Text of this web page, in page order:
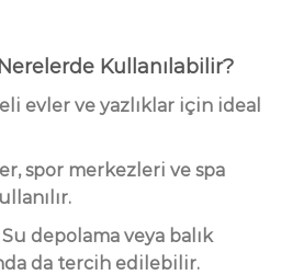
Kullanılabilir?
evler ve yazlıklar için ideal
spor merkezleri ve spa
depolama veya balık
da tercih edilebilir.